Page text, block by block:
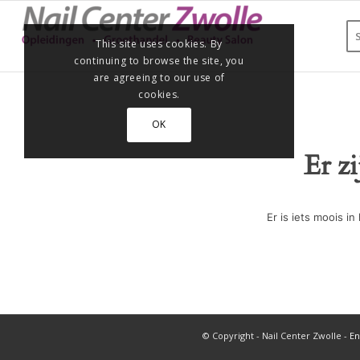
Er
Er is iets moois
© Copyright - Nail Center Zwolle -
This site uses cookies. By
continuing to browse the site, you
are agreeing to our use of
cookies.
OK